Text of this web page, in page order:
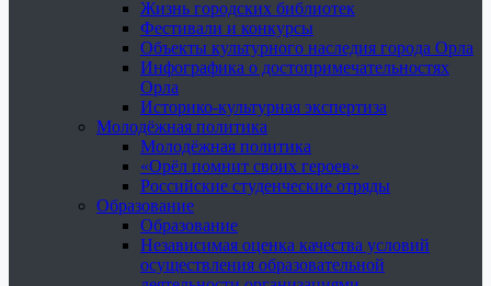
Жизнь городских библиотек
Фестивали и конкурсы
Объекты культурного наследия города Орла
Инфографика о достопримечательностях
Орла
Историко-культурная экспертиза
Молодёжная политика
Молодёжная политика
«Орёл помнит своих героев»
Российские студенческие отряды
Образование
Образование
Независимая оценка качества условий
осуществления образовательной